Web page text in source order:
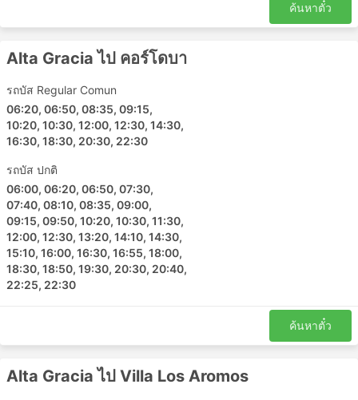
Alta Gracia - La Serranita
Alta Gracia - Villa la Bolsa
La Serranita ราคาตั๋วและชั้นรถโดยสาร
หนึ่งในสิ่งที่ดีที่สุดเกี่ยวกับการเดินทางด้วยรถบัสคือคุณ
สามารถปรับเปลี่ยนการเดินทางได้ตามความต้องการเพื่อความ
เป็นส่วนตัวและความสะดวกสบายได้ ชั้นโดยสารและประเภท
ของรถบัสที่แตกต่างกันตอบสนองความต้องการที่แตกต่างกัน
ของนักเดินทาง การเดินทางที่ถูกที่สุดมักให้บริการโดยรถ
โดยสารระดับมาตรฐาน อาจแยกได้เป็น ท้องถิ่น ด่วน หรือ
ธรรมดา ต่างถือเป็นทางเลือกที่ดีสำหรับการเดินทางระยะสั้น ตู้
นอนหรือรถโค้ชวีไอพีเหมาะสำหรับการเดินทางระยะยาวและ
ข้ามคืน การบริการอาจรวมไปถึงท่าเทียบเรือหรือที่นั่งปรับเอน
นุ่มๆ กว้างๆ บางครั้งมีตัวเลือกการนวดในตัว ผ้าห่ม น้ำอัดลม
และของว่าง หรืออาหารมื้อใหญ่บนเรือหรือระหว่างเข้า
ให้คุณประหยัดค่าห้องพักในโรงแรมได้ แต่เพื่อให้แน่ใจว่าการ
ค้นหาตั๋ว
Alta Gracia ไป คอร์โดบา
รถบัส Regular Comun
06:20, 06:50, 08:35, 09:15,
10:20, 10:30, 12:00, 12:30, 14:30,
16:30, 18:30, 20:30, 22:30
รถบัส ปกติ
06:00, 06:20, 06:50, 07:30,
07:40, 08:10, 08:35, 09:00,
09:15, 09:50, 10:20, 10:30, 11:30,
12:00, 12:30, 13:20, 14:10, 14:30,
15:10, 16:00, 16:30, 16:55, 18:00,
18:30, 18:50, 19:30, 20:30, 20:40,
22:25, 22:30
ค้นหาตั๋ว
Alta Gracia ไป Villa Los Aromos